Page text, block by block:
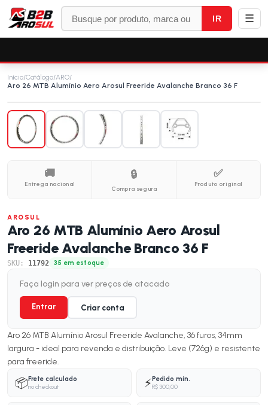
IR ☰
Início/Catálogo/ARO/
Aro 26 MTB Alumínio Aero Arosul Freeride Avalanche Branco 36 F
🚚
Entrega nacional
🔒
Compra segura
✅
Produto original
AROSUL
Aro 26 MTB Alumínio Aero Arosul
Freeride Avalanche Branco 36 F
SKU: 11792 35 em estoque
Faça login para ver preços de atacado
Entrar Criar conta
Aro 26 MTB Alumínio Arosul Freeride Avalanche, 36 furos, 34mm
largura - ideal para revenda e distribuição. Leve (726g) e resistente
para freeride.
📦Frete calculado
no checkout
⚡Pedido mín.
R$ 300,00